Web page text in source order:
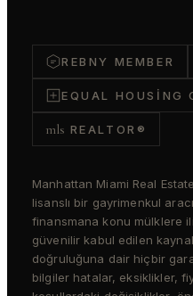
REBNY MEMBER
EQUAL HOUSING
mls REALTOR®
Manhattan Miami Real
lisanslı bir gayrimenkul
finansmana konu mülklere
güvenilir kabul edilen
doğruluğuna dair hiçbir
bilgiler hatalar, eksiklikler,